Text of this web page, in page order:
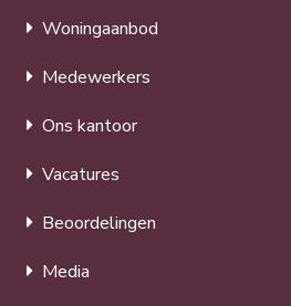
Woningaanbod
Medewerkers
Ons kantoor
Vacatures
Beoordelingen
Media